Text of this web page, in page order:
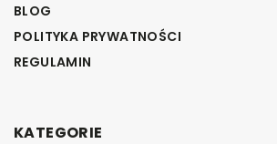
BLOG
POLITYKA PRYWATNOŚCI
REGULAMIN
KATEGORIE